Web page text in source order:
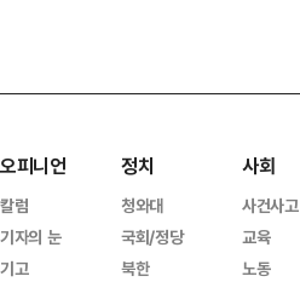
오피니언
칼럼
기자의 눈
기고
정치
청와대
국회/정당
북한
사회
사건사고
교육
노동